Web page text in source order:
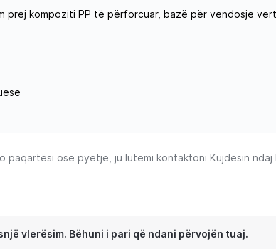
kompoziti PP të përforcuar, bazë për vendosje
paqartësi ose pyetje, ju lutemi kontaktoni Kujdesin ndaj
vlerësim. Bëhuni i pari që ndani përvojën tuaj.